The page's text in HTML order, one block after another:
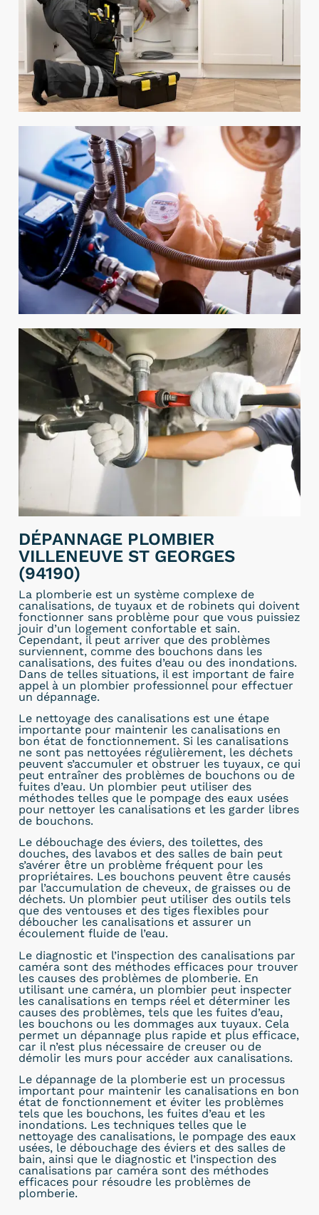
DÉPANNAGE PLOMBIER
VILLENEUVE ST GEORGES
(94190)
La plomberie est un système complexe de
canalisations, de tuyaux et de robinets qui doivent
fonctionner sans problème pour que vous puissiez
jouir d’un logement confortable et sain.
Cependant, il peut arriver que des problèmes
surviennent, comme des bouchons dans les
canalisations, des fuites d’eau ou des inondations.
Dans de telles situations, il est important de faire
appel à un plombier professionnel pour effectuer
un dépannage.
Le nettoyage des canalisations est une étape
importante pour maintenir les canalisations en
bon état de fonctionnement. Si les canalisations
ne sont pas nettoyées régulièrement, les déchets
peuvent s’accumuler et obstruer les tuyaux, ce qui
peut entraîner des problèmes de bouchons ou de
fuites d’eau. Un plombier peut utiliser des
méthodes telles que le pompage des eaux usées
pour nettoyer les canalisations et les garder libres
de bouchons.
Le débouchage des éviers, des toilettes, des
douches, des lavabos et des salles de bain peut
s’avérer être un problème fréquent pour les
propriétaires. Les bouchons peuvent être causés
par l’accumulation de cheveux, de graisses ou de
déchets. Un plombier peut utiliser des outils tels
que des ventouses et des tiges flexibles pour
déboucher les canalisations et assurer un
écoulement fluide de l’eau.
Le diagnostic et l’inspection des canalisations par
caméra sont des méthodes efficaces pour trouver
les causes des problèmes de plomberie. En
utilisant une caméra, un plombier peut inspecter
les canalisations en temps réel et déterminer les
causes des problèmes, tels que les fuites d’eau,
les bouchons ou les dommages aux tuyaux. Cela
permet un dépannage plus rapide et plus efficace,
car il n’est plus nécessaire de creuser ou de
démolir les murs pour accéder aux canalisations.
Le dépannage de la plomberie est un processus
important pour maintenir les canalisations en bon
état de fonctionnement et éviter les problèmes
tels que les bouchons, les fuites d’eau et les
inondations. Les techniques telles que le
nettoyage des canalisations, le pompage des eaux
usées, le débouchage des éviers et des salles de
bain, ainsi que le diagnostic et l’inspection des
canalisations par caméra sont des méthodes
efficaces pour résoudre les problèmes de
plomberie.